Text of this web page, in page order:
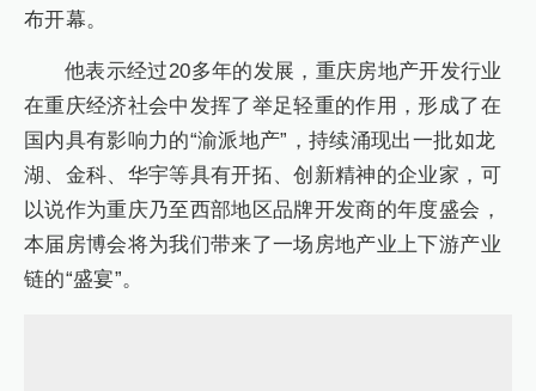
布开幕。
他表示经过20多年的发展，重庆房地产开发行业
在重庆经济社会中发挥了举足轻重的作用，形成了在
国内具有影响力的“渝派地产”，持续涌现出一批如龙
湖、金科、华宇等具有开拓、创新精神的企业家，可
以说作为重庆乃至西部地区品牌开发商的年度盛会，
本届房博会将为我们带来了一场房地产业上下游产业
链的“盛宴”。